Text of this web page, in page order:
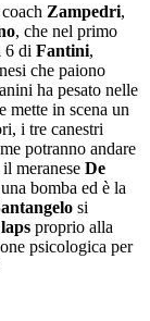
Zampedri,
, che nel primo
6 di Fantini,
che paiono
ha pesato nelle
mette in scena un
i tre canestri
potranno andare
meranese De
bomba ed è la
si
proprio alla
psicologica per